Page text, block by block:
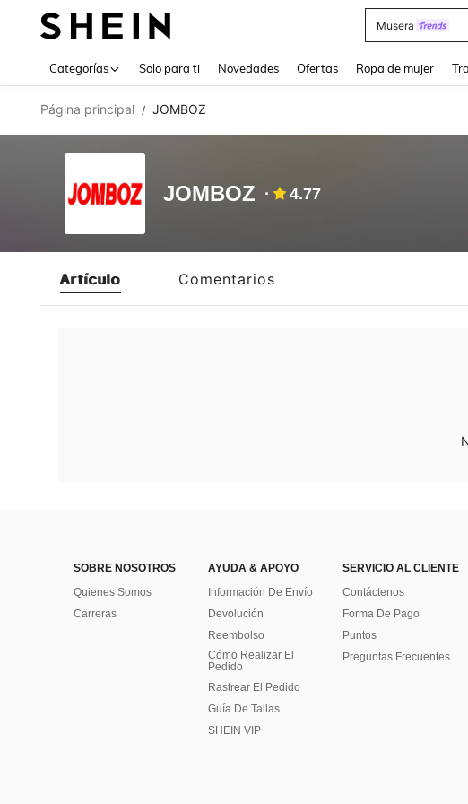
Musera
Categorías Solo para ti Novedades Ofertas Ropa de mujer
Página principal / JOMBOZ
JOMBOZ 4.77
Artículo Comentarios
SOBRE NOSOTROS
Quienes Somos
Carreras
AYUDA & APOYO
Información De Envío
Devolución
Reembolso
Cómo Realizar El
Pedido
Rastrear El Pedido
Guía De Tallas
SHEIN VIP
SERVICIO AL CLIENTE
Contáctenos
Forma De Pago
Puntos
Preguntas Frecuentes